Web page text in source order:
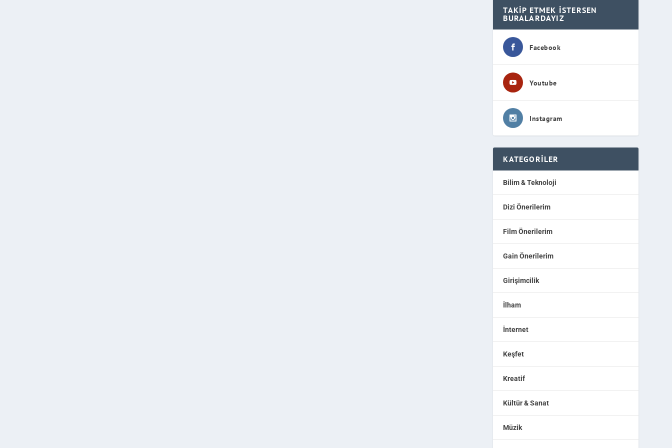
TAKIP ETMEK İSTERSEN
BURALARDAYIZ
Facebook
Youtube
Instagram
KATEGORILER
Bilim & Teknoloji
Dizi Önerilerim
Film Önerilerim
Gain Önerilerim
Girişimcilik
İlham
İnternet
Keşfet
Kreatif
Kültür & Sanat
Müzik